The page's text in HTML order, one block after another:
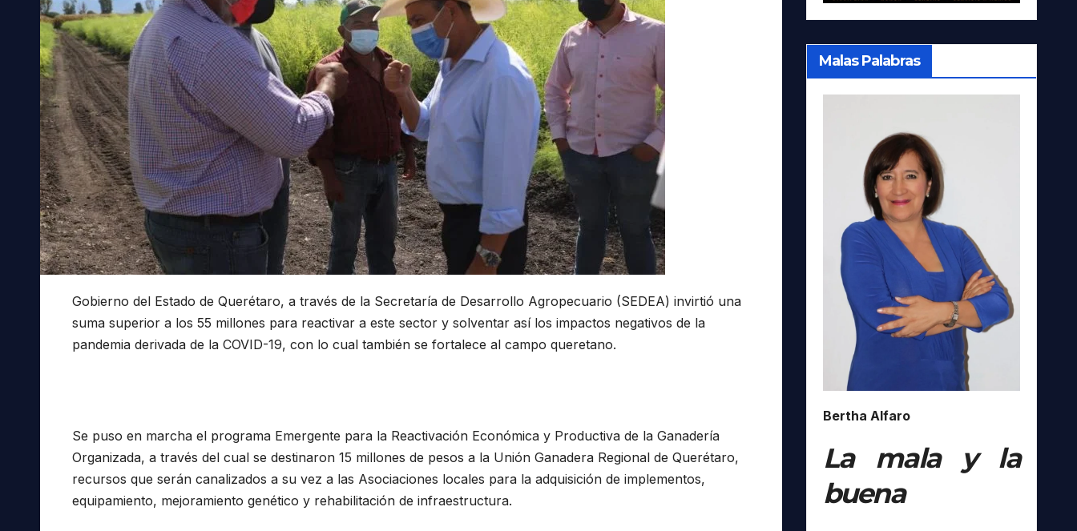
Gobierno del Estado de Querétaro, a través de la Secretaría de Desarrollo Agropecuario (SEDEA) invirtió una
suma superior a los 55 millones para reactivar a este sector y solventar así los impactos negativos de la
pandemia derivada de la COVID-19, con lo cual también se fortalece al campo queretano.
Se puso en marcha el programa Emergente para la Reactivación Económica y Productiva de la Ganadería
Organizada, a través del cual se destinaron 15 millones de pesos a la Unión Ganadera Regional de Querétaro,
recursos que serán canalizados a su vez a las Asociaciones locales para la adquisición de implementos,
equipamiento, mejoramiento genético y rehabilitación de infraestructura.
Malas Palabras
Bertha Alfaro
La mala y la
buena